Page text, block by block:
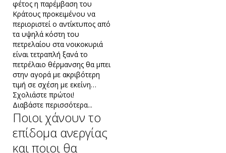
φέτος η παρέμβαση του
Κράτους προκειμένου να
περιοριστεί ο αντίκτυπος από
τα υψηλά κόστη του
πετρελαίου στα νοικοκυριά
είναι τετραπλή ξανά το
πετρέλαιο θέρμανσης θα μπει
στην αγορά με ακριβότερη
τιμή σε σχέση με εκείνη…
Σχολιάστε πρώτοι!
Διαβάστε περισσότερα...
Ποιοι χάνουν το
επίδομα ανεργίας
και ποιοι θα